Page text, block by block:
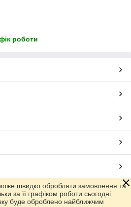
роботи
Prom.ua
швидко обробляти замовлення та
за її графіком роботи сьогодні
буде оброблено найближчим